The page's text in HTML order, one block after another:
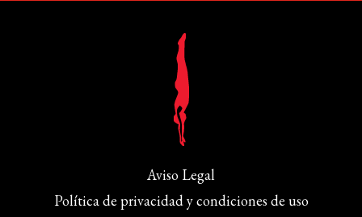
Aviso Legal
Política de privacidad y condiciones de uso